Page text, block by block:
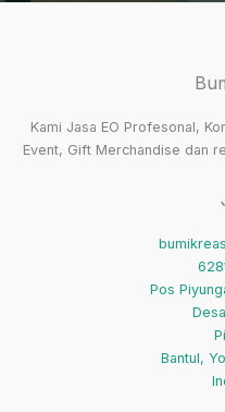
Kami Jasa EO Profesonal,
Event, Gift Merchandise dan
Pos
Bantul,